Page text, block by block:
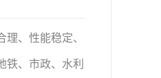
、性能稳定、
铁、市政、水利